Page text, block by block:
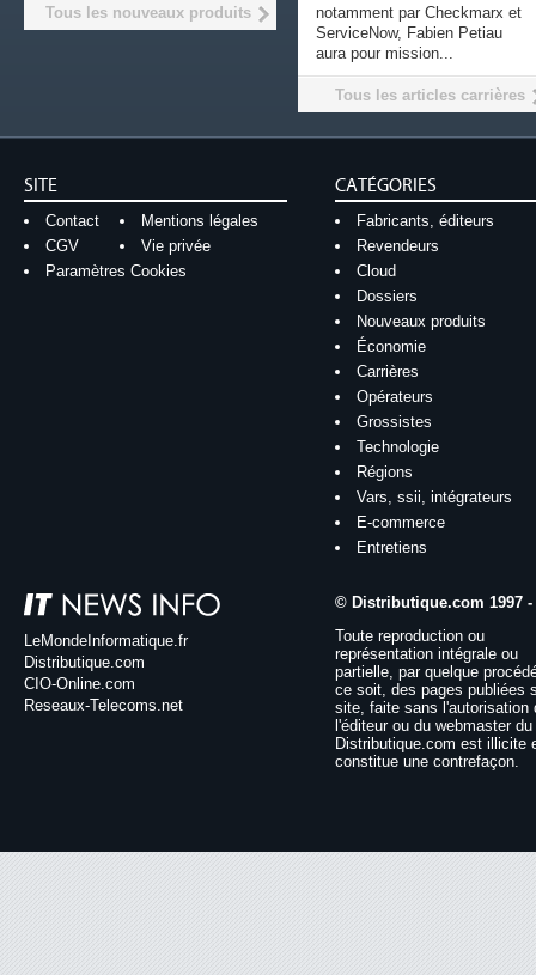
notamment par Checkmarx et
ServiceNow, Fabien Petiau
aura pour mission...
Tous les articles carrières
Tous les nouveaux produits
SITE
Contact
Mentions légales
CGV
Vie privée
Paramètres Cookies
CATÉGORIES
Fabricants, éditeurs
Revendeurs
Cloud
Dossiers
Nouveaux produits
Économie
Carrières
Opérateurs
Grossistes
Technologie
Régions
Vars, ssii, intégrateurs
E-commerce
Entretiens
LeMondeInformatique.fr
Distributique.com
CIO-Online.com
Reseaux-Telecoms.net
© Distributique.com 1997 -
Toute reproduction ou
représentation intégrale ou
partielle, par quelque
ce soit, des pages publiées
site, faite sans l'autorisation
l'éditeur ou du webmaster
Distributique.com est illicite
constitue une contrefaçon.